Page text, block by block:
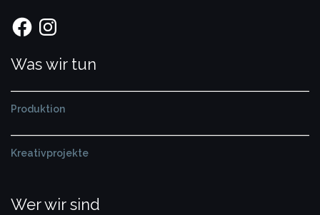
FacebookInstagram
Was wir tun
Produktion
Kreativprojekte
Wer wir sind